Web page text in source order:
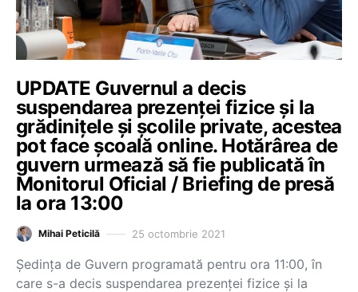
UPDATE Guvernul a decis
suspendarea prezenței fizice și la
grădinițele și școlile private, acestea
pot face școală online. Hotărârea de
guvern urmează să fie publicată în
Monitorul Oficial / Briefing de presă
la ora 13:00
Mihai Peticilă 25 octombrie 2021
Ședința de Guvern programată pentru ora 11:00, în
care s-a decis suspendarea prezenței fizice și la